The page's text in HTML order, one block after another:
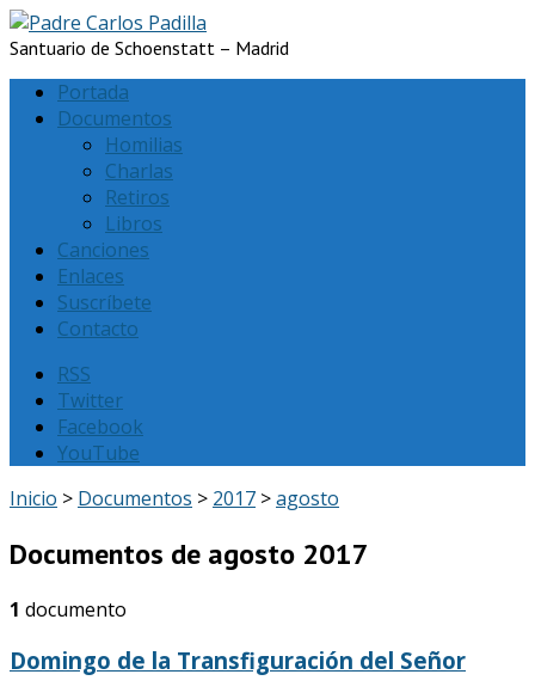
Santuario de Schoenstatt – Madrid
Portada
Documentos
Homilias
Charlas
Retiros
Libros
Canciones
Enlaces
Suscríbete
Contacto
RSS
Twitter
Facebook
YouTube
Inicio > Documentos > 2017 >agosto
Documentos de agosto 2017
1 documento
Domingo de la Transfiguración del Señor